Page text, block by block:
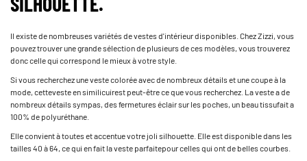
Il existe de nombreuses variétés de vestes d'intérieur disponibles. Chez Zizzi, vous
pouvez trouver une grande sélection de plusieurs de ces modèles, vous trouverez
donc celle qui correspond le mieux à votre style.
Si vous recherchez une veste colorée avec de nombreux détails et une coupe à la
mode, cette­veste en similicuir­est peut-être ce que vous recherchez. La veste a de
nombreux détails sympas, des fermetures éclair sur les poches, un beau tissu­fait a
100% de polyuréthane.
Elle convient à toutes et accentue votre joli silhouette. Elle est disponible dans les
tailles 40 à 64, ce qui en fait la veste parfaite­pour celles qui ont de belles courbes.